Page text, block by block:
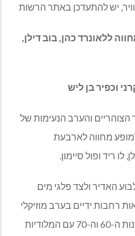
יש להתעדכן באתר הרשות
ללאונרד כהן, בוב דילן,
וכפיר בן ליש
הצוהריים והערב הנעימות של
מחווה לארבעת
לו ריד ופול סיימון.
האדיר ולצד פלגי מים
רחבות ידיים בערב מוזיקלי
מהפנט שייקח אתכם למסע בשנות ה-60 וה-70 עם המלודיות